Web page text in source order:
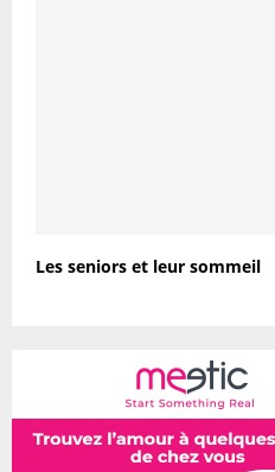
Les seniors et leur sommeil